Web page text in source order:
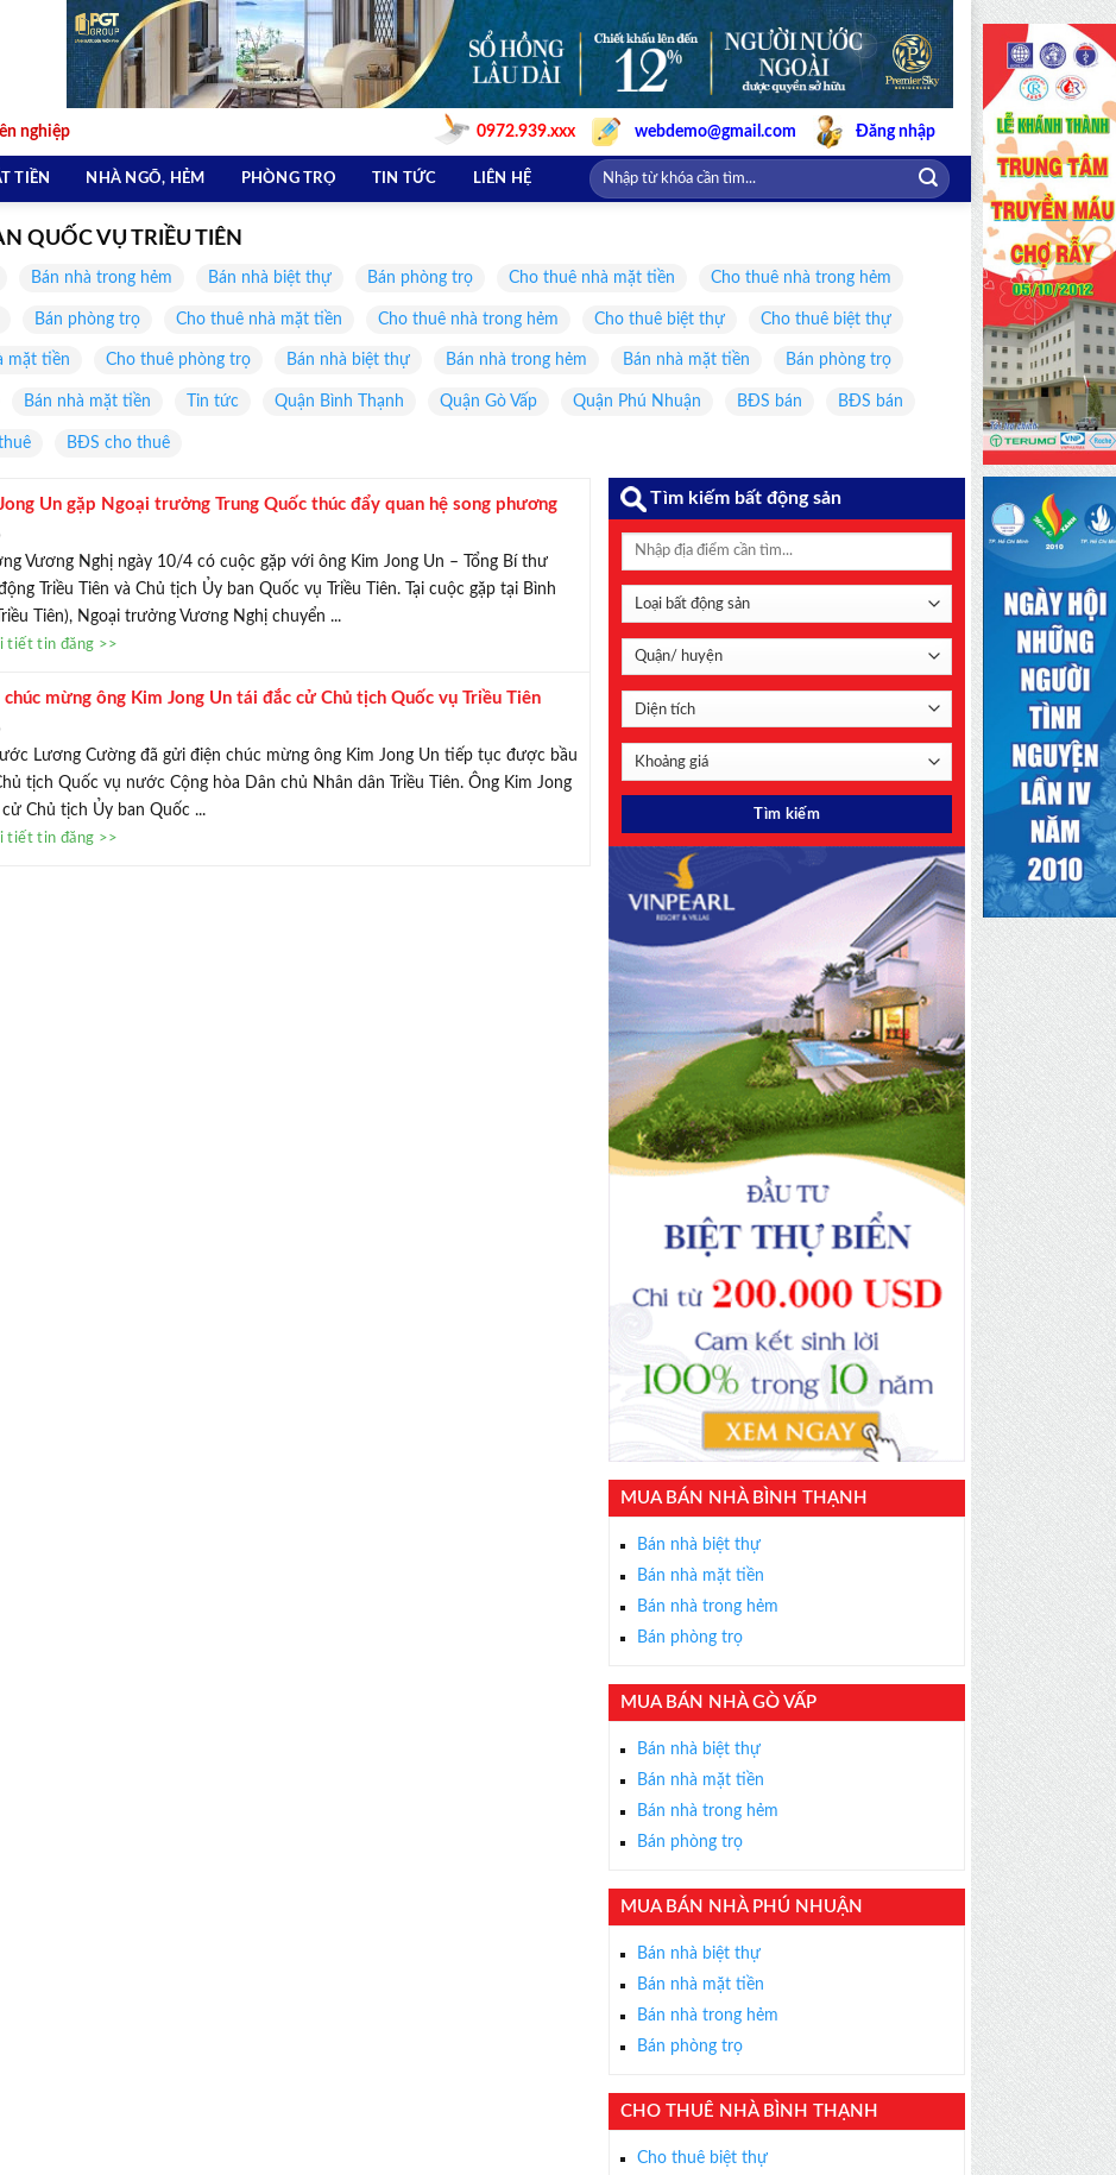
Với hơn 1000 căn nhà và 50 sales thân thiện, nhiệt tình,
×
nghiệp 0972.939.xxx webdemo@gmail.com Đăng nhập
TIỀN NHÀ NGÕ, HẺM PHÒNG TRỌ TIN TỨC LIÊN HỆ
QUỐC VỤ TRIỀU TIÊN
Bán nhà trong hẻm Bán nhà biệt thự Bán phòng trọ Cho thuê nhà mặt tiền Cho thuê nhà trong hẻm
Bán phòng trọ Cho thuê nhà mặt tiền Cho thuê nhà trong hẻm Cho thuê biệt thự Cho thuê biệt thự
mặt tiền Cho thuê phòng trọ Bán nhà biệt thự Bán nhà trong hẻm Bán nhà mặt tiền Bán phòng trọ
Bán nhà mặt tiền Tin tức Quận Bình Thạnh Quận Gò Vấp Quận Phú Nhuận BĐS bán BĐS bán
BĐS cho thuê
Un gặp Ngoại trưởng Trung Quốc thúc đẩy quan hệ song phương
Vương Nghị ngày 10/4 có cuộc gặp với ông Kim Jong Un – Tổng Bí thư
Triều Tiên và Chủ tịch Ủy ban Quốc vụ Triều Tiên. Tại cuộc gặp tại Bình
Tiên), Ngoại trưởng Vương Nghị chuyển ...
tiết tin đăng >>
mừng ông Kim Jong Un tái đắc cử Chủ tịch Quốc vụ Triều Tiên
Lương Cường đã gửi điện chúc mừng ông Kim Jong Un tiếp tục được bầu
tịch Quốc vụ nước Cộng hòa Dân chủ Nhân dân Triều Tiên. Ông Kim Jong
Chủ tịch Ủy ban Quốc ...
tiết tin đăng >>
Tìm kiếm bất động sản
MUA BÁN NHÀ BÌNH THẠNH
Bán nhà biệt thự
Bán nhà mặt tiền
Bán nhà trong hẻm
Bán phòng trọ
MUA BÁN NHÀ GÒ VẤP
Bán nhà biệt thự
Bán nhà mặt tiền
Bán nhà trong hẻm
Bán phòng trọ
MUA BÁN NHÀ PHÚ NHUẬN
Bán nhà biệt thự
Bán nhà mặt tiền
Bán nhà trong hẻm
Bán phòng trọ
CHO THUÊ NHÀ BÌNH THẠNH
Cho thuê biệt thự